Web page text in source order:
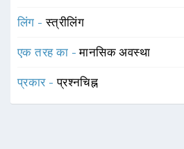
लिंग -स्त्रीलिंग
एक तरह का -मानसिक अवस्था
प्रकार -प्रश्नचिह्न